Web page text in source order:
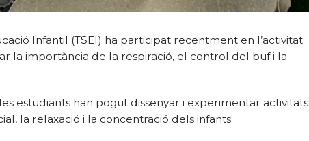
Infantil (TSEI) ha participat recentment en l’activitat
la importància de la respiració, el control del buf i la
estudiants han pogut dissenyar i experimentar activitats
la relaxació i la concentració dels infants.